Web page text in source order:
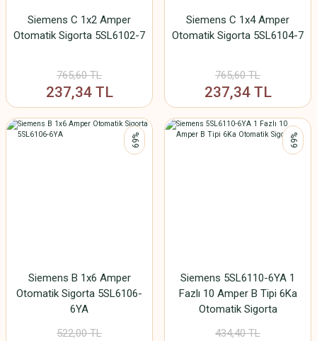
Siemens C 1x2 Amper
Otomatik Sigorta 5SL6102-7
765,60 TL
237,34 TL
Siemens C 1x4 Amper
Otomatik Sigorta 5SL6104-7
765,60 TL
237,34 TL
%69
Siemens B 1x6 Amper
Otomatik Sigorta 5SL6106-
6YA
522,00 TL
%69
Siemens 5SL6110-6YA 1
Fazlı 10 Amper B Tipi 6Ka
Otomatik Sigorta
434,40 TL